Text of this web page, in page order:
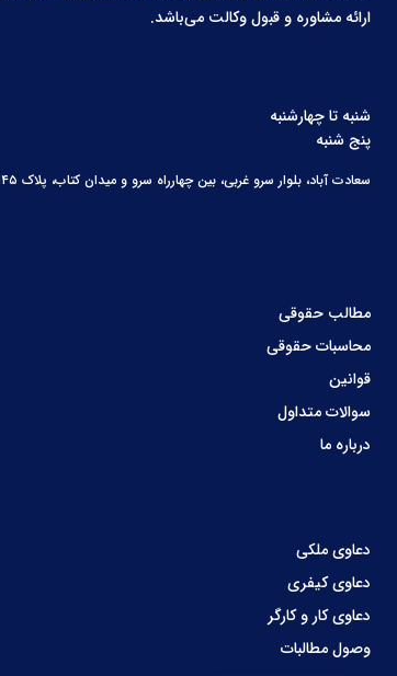
ارائه مشاوره و قبول وکالت می‌باشد.
مطالب حقوقی
محاسبات حقوقی
قوانین
سوالات متداول
درباره ما
دعاوی ملکی
دعاوی کیفری
دعاوی کار و کارگر
وصول مطالبات
شنبه تا چهارشنبه
پنج شنبه
سعادت آباد، بلوار سرو غربی، بین چهارراه سرو و میدان کتاب، پلاک ۱۴۵، زنگ اول